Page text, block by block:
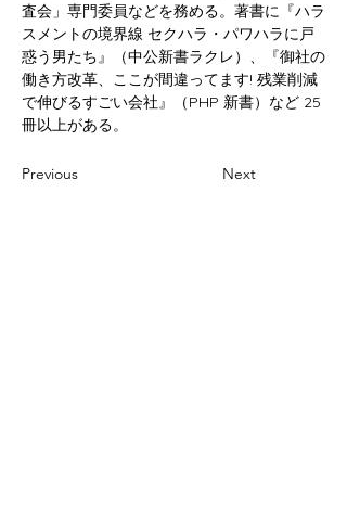
査会」専門委員などを務める。著書に『ハラ
スメントの境界線 セクハラ・パワハラに戸
惑う男たち』（中公新書ラクレ）、『御社の
働き方改革、ここが間違ってます! 残業削減
で伸びるすごい会社』（PHP 新書）など 25
冊以上がある。
Previous Next